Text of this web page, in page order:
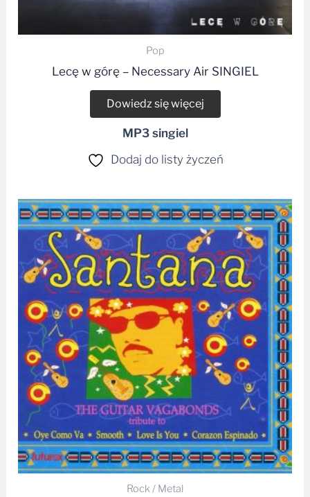
Pop
Lecę w górę – Necessary Air SINGIEL
Dowiedz się więcej
MP3 singiel
Dodaj do listy życzeń
Rock / Metal